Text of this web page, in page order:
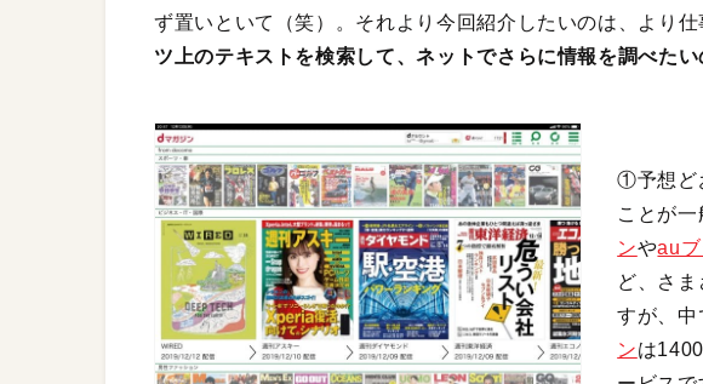
ず置いといて（笑）。それより今回紹介したいのは、より仕
ツ上のテキストを検索して、ネットでさらに情報を調べた
①予想ど
ことが一
ンやau
ど、さ
すが、中
ンは